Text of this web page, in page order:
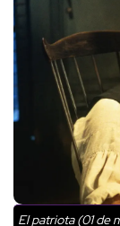
El patriota (01 de